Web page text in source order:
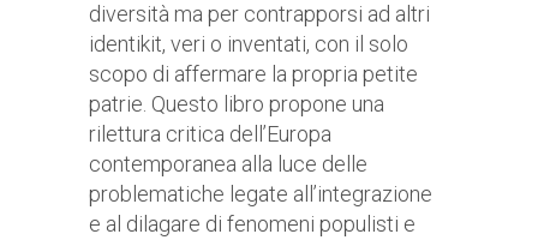
diversità ma per contrapporsi ad altri
identikit, veri o inventati, con il solo
scopo di affermare la propria petite
patrie. Questo libro propone una
rilettura critica dell’Europa
contemporanea alla luce delle
problematiche legate all’integrazione
e al dilagare di fenomeni populisti e